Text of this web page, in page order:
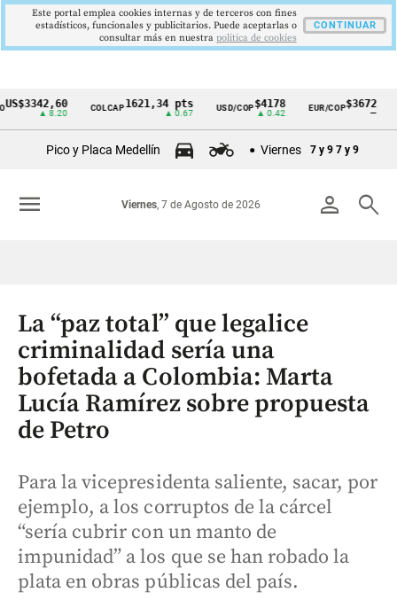
Cintillo
Colombia
COLCAP1621,34 pts USD/COP$4178
▲ 0.42
EUR/COP$3672
—
Pico y Placa Medellín Viernes 7 y 9 7 y 9
person search
Viernes, 7 de Agosto de 2026
menu
La “paz total” que legalice
criminalidad sería una
bofetada a Colombia: Marta
Lucía Ramírez sobre propuesta
de Petro
Para la vicepresidenta saliente, sacar, por
ejemplo, a los corruptos de la cárcel
“sería cubrir con un manto de
impunidad” a los que se han robado la
plata en obras públicas del país.
Este portal emplea cookies internas y de terceros con fines
estadísticos, funcionales y publicitarios. Puede aceptarlas o
consultar más en nuestra politica de cookies
CONTINUAR